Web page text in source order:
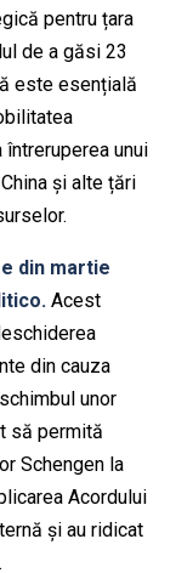
pentru țara
de a găsi 23
este esențială
unui
și alte țări
din martie
Acest
din cauza
unor
să permită
Schengen la
Acordului
și au ridicat